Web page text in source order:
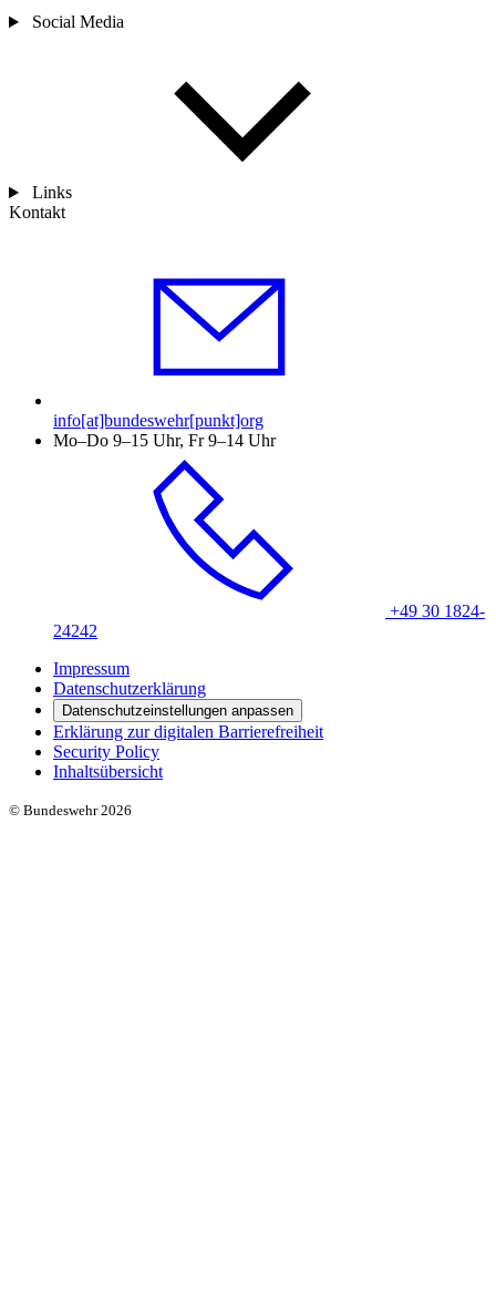
Social Media
Links
Kontakt
info[at]bundeswehr[punkt]org
Mo–Do 9–15 Uhr, Fr 9–14 Uhr
+49 30 1824-
24242
Impressum
Datenschutzerklärung
Datenschutzeinstellungen anpassen
Erklärung zur digitalen Barrierefreiheit
Security Policy
Inhaltsübersicht
© Bundeswehr 2026